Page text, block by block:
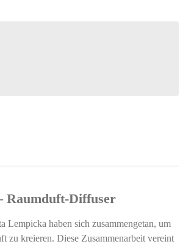
Raumduft-Diffuser
Lempicka haben sich zusammengetan, um
zu kreieren. Diese Zusammenarbeit vereint